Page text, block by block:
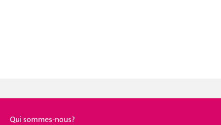
Qui sommes-nous?